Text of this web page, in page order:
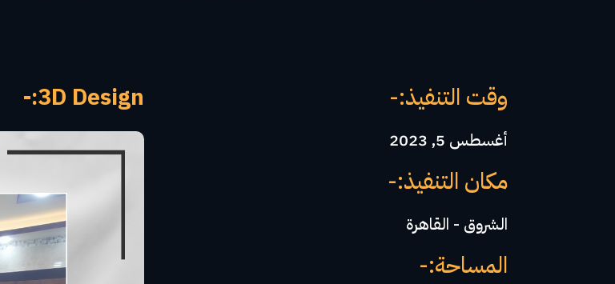
3D Design:- وقت التنفيذ:-
أغسطس 5, 2023
مكان التنفيذ:-
الشروق - القاهرة
المساحة:-